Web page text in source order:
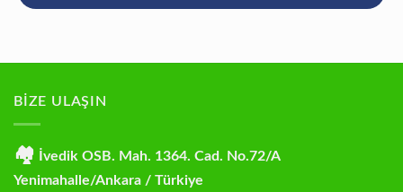
BİZE ULAŞIN
🏘
İvedik OSB. Mah. 1364. Cad. No.72/A
Yenimahalle/Ankara / Türkiye